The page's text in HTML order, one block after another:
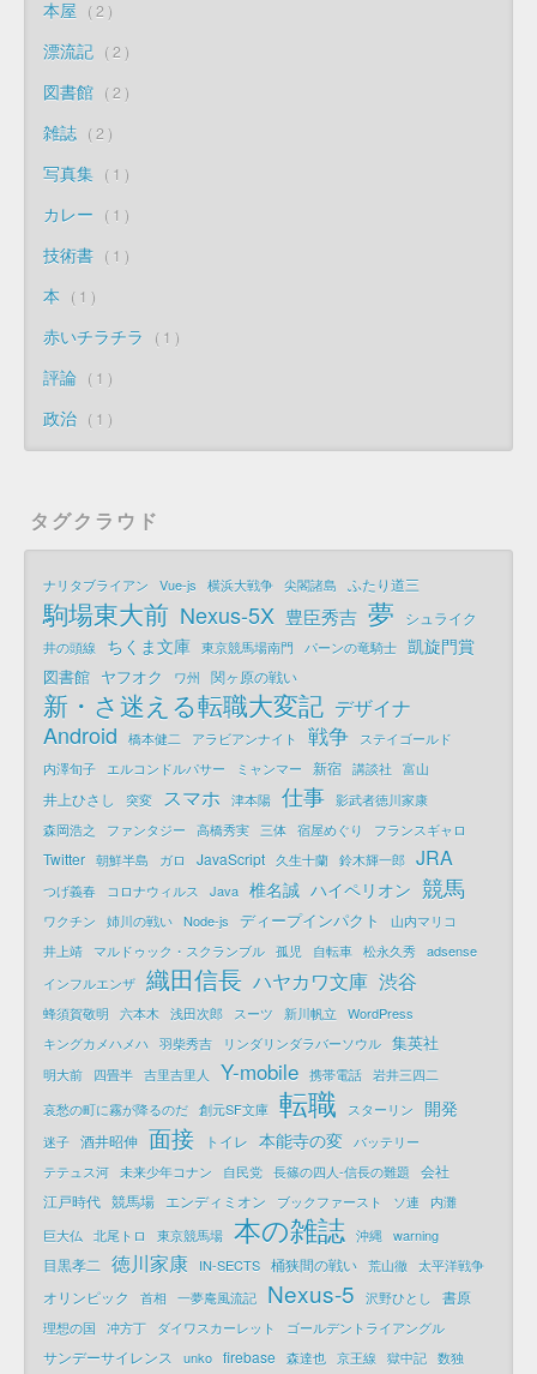
本屋 2
漂流記 2
図書館 2
雑誌 2
写真集 1
カレー 1
技術書 1
本 1
赤いチラチラ 1
評論 1
政治 1
タグクラウド
ナリタブライアン Vue-js 横浜大戦争 尖閣諸島 ふたり道三
駒場東大前 Nexus-5X 豊臣秀吉 夢 シュライク
井の頭線 ちくま文庫 東京競馬場南門 パーンの竜騎士 凱旋門賞
図書館 ヤフオク ワ州 関ヶ原の戦い
新・さ迷える転職大変記 デザイナ
Android 橋本健二 アラビアンナイト 戦争
ステイゴールド
内澤旬子
エルコンドルパサー ミャンマー 新宿 講談社 富山
井上ひさし 突変 スマホ 津本陽 仕事 影武者徳川家康
森岡浩之
ファンタジー 高橋秀実 三体 宿屋めぐり フランスギャロ
Twitter 朝鮮半島 ガロ JavaScript 久生十蘭 鈴木輝一郎 JRA
つげ義春 コロナウィルス Java 椎名誠 ハイペリオン 競馬
ワクチン 姉川の戦い Node-js ディープインパクト
山内マリコ
井上靖
マルドゥック・スクランブル 孤児 自転車 松永久秀 adsense
インフルエンザ 織田信長 ハヤカワ文庫 渋谷
蜂須賀敬明 六本木 浅田次郎 スーツ 新川帆立
WordPress
キングカメハメハ 羽柴秀吉 リンダリンダラバーソウル 集英社
明大前 四畳半 吉里吉里人 Y-mobile 携帯電話 岩井三四二
哀愁の町に霧が降るのだ 創元SF文庫 転職 スターリン 開発
迷子 酒井昭伸 面接 トイレ 本能寺の変
バッテリー
テテュス河 未来少年コナン 自民党 長篠の四人-信長の難題
会社
江戸時代 競馬場 エンディミオン ブックファースト ソ連
内灘
巨大仏
北尾トロ 東京競馬場 本の雑誌 沖縄 warning
目黒孝二 徳川家康 IN-SECTS 桶狭間の戦い 荒山徹 太平洋戦争
オリンピック 首相 一夢庵風流記 Nexus-5 沢野ひとし 書原
理想の国 冲方丁 ダイワスカーレット ゴールデントライアングル
サンデーサイレンス unko firebase 森達也 京王線 獄中記 数独